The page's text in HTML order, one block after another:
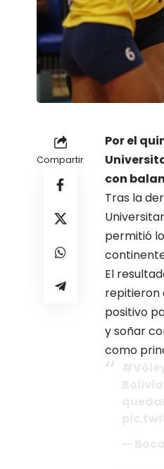
Compartir
Por el
con
Tras la
permitió
El
repitieron
positivo
y soñar
como